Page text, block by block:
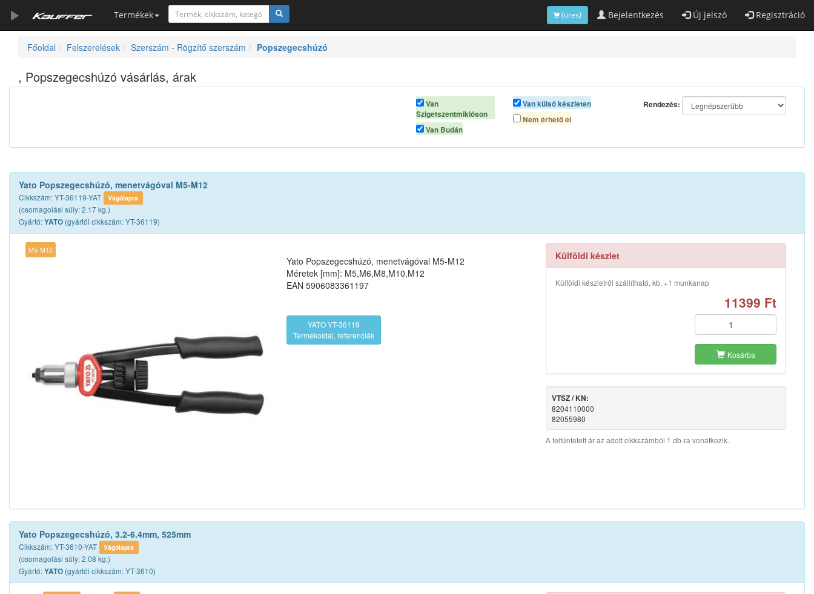
Termékek Bejelentkezés Új jelszó Regisztráció
(üres)
Szerszámkatalógus
Kosár
Főoldal Felszerelések Szerszám - Rögzítő szerszám Popszegecshúzó
, Popszegecshúzó vásárlás, árak
Van
Szigetszentmiklóson
Van Budán
Van külső készleten
Nem érhető el
Rendezés:
Yato Popszegecshúzó, menetvágóval M5-M12
Cikkszám: YT-36119-YAT Vágólapra
(csomagolási súly: 2.17 kg.)
Gyártó:YATO (gyártói cikkszám: YT-36119)
M5-M12
Yato Popszegecshúzó, menetvágóval M5-M12
Méretek [mm]: M5,M6,M8,M10,M12
EAN 5906083361197
YATO YT-36119
Termékoldal, referenciák
Külföldi készlet
Külföldi készletről szállítható, kb. +1 munkanap
11399 Ft
Kosárba
VTSZ / KN:
8204110000
82055980
A feltüntetett ár az adott cikkszámból 1 db-ra vonatkozik.
Yato Popszegecshúzó, 3.2-6.4mm, 525mm
Cikkszám: YT-3610-YAT Vágólapra
(csomagolási súly: 2.08 kg.)
Gyártó:YATO (gyártói cikkszám: YT-3610)